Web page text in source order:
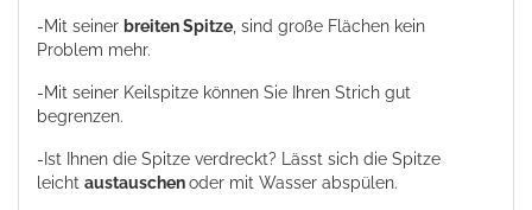
-Mit seiner breiten Spitze , sind große Flächen kein
Problem mehr.
-Mit seiner Keilspitze können Sie Ihren Strich gut
begrenzen.
-Ist Ihnen die Spitze verdreckt? Lässt sich die Spitze
leicht austauschenoder mit Wasser abspülen.